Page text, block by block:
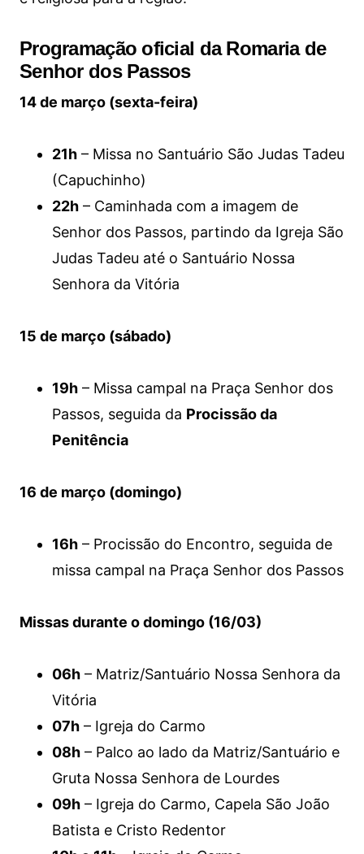
Programação oficial da Romaria de
Senhor dos Passos
14 de março (sexta-feira)
21h – Missa no Santuário São Judas Tadeu
(Capuchinho)
22h – Caminhada com a imagem de
Senhor dos Passos, partindo da Igreja São
Judas Tadeu até o Santuário Nossa
Senhora da Vitória
15 de março (sábado)
19h – Missa campal na Praça Senhor dos
Passos, seguida da Procissão da
Penitência
16 de março (domingo)
16h – Procissão do Encontro, seguida de
missa campal na Praça Senhor dos Passos
Missas durante o domingo (16/03)
06h – Matriz/Santuário Nossa Senhora da
Vitória
07h – Igreja do Carmo
08h – Palco ao lado da Matriz/Santuário e
Gruta Nossa Senhora de Lourdes
09h – Igreja do Carmo, Capela São João
Batista e Cristo Redentor